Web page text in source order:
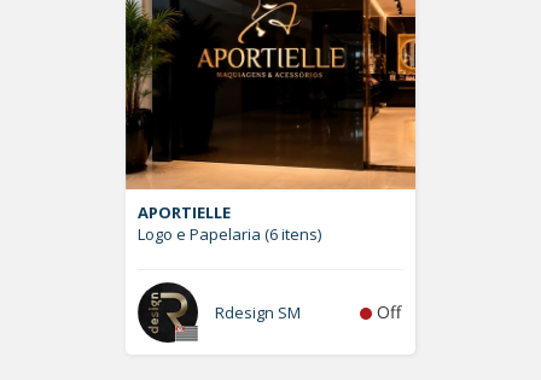
APORTIELLE
Logo e Papelaria (6 itens)
Rdesign SM Off